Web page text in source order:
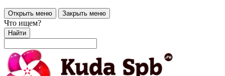
Открыть меню Закрыть меню
Что ищем?
Найти